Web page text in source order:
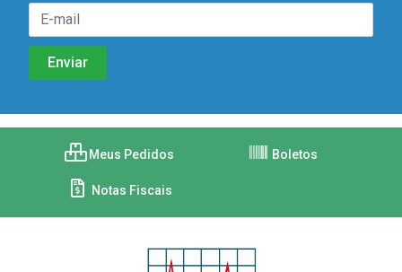
Meus Pedidos Boletos
Notas Fiscais